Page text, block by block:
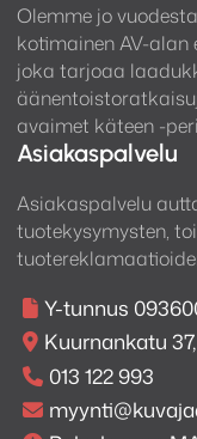
Olemme jo
kotimainen AV-
joka tarjoaa
avaimet käteen -
Asiakaspalvelu
Asiakaspalvelu
tuotekysymysten,
Y-tunnus
Kuurnankatu
013 122 993